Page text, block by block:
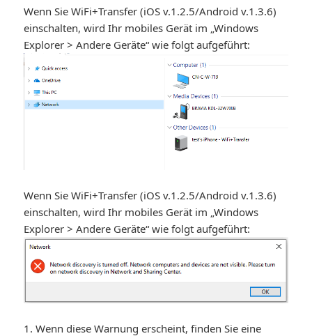
Wenn Sie WiFi+Transfer (iOS v.1.2.5/Android v.1.3.6)
einschalten, wird Ihr mobiles Gerät im „Windows
Explorer > Andere Geräte“ wie folgt aufgeführt:
Wenn Sie WiFi+Transfer (iOS v.1.2.5/Android v.1.3.6)
einschalten, wird Ihr mobiles Gerät im „Windows
Explorer > Andere Geräte“ wie folgt aufgeführt:
1. Wenn diese Warnung erscheint, finden Sie eine